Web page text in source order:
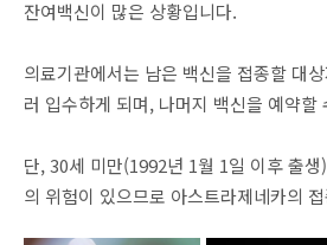
잔여백신이 많은 상황입니다.
의료기관에서는 남은 백신을 접종할 대
러 입수하게 되며, 나머지 백신을 예약할
단, 30세 미만(1992년 1월 1일 이후 출
의 위험이 있으므로 아스트라제네카의